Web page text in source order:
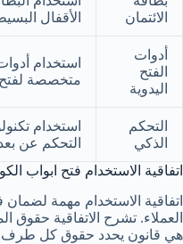
الائتمان
الأقفال
أدوات
الفتح
اليدوية
استخدام
متخصصة لفتح
التحكم
الذكي
استخدام
التحكم عن
اتفاقية الاستخدام فتح ابواب
اتفاقية الاستخدام مهمة
العملاء. تشرح الاتفاقية
هي قانون يحدد حقوق كل طرف